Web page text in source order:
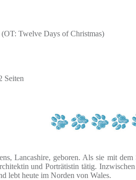
Twelve Days of Christmas)
Seiten
Lancashire, geboren. Als sie mit
und Porträtistin tätig.
lebt heute im Norden von Wales.